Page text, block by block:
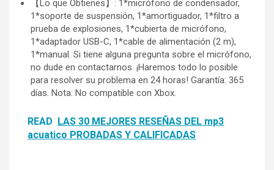
【Lo que Obtienes】: 1*micrófono de condensador,
1*soporte de suspensión, 1*amortiguador, 1*filtro a
prueba de explosiones, 1*cubierta de micrófono,
1*adaptador USB-C, 1*cable de alimentación (2 m),
1*manual. Si tiene alguna pregunta sobre el micrófono,
no dude en contactarnos. ¡Haremos todo lo posible
para resolver su problema en 24 horas! Garantía: 365
días. Nota: No compatible con Xbox.
READ LAS 30 MEJORES RESEÑAS DEL mp3
acuatico PROBADAS Y CALIFICADAS